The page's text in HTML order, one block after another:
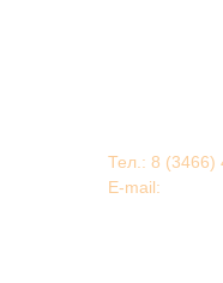
Тел.: 8 (3466)
E-mail: